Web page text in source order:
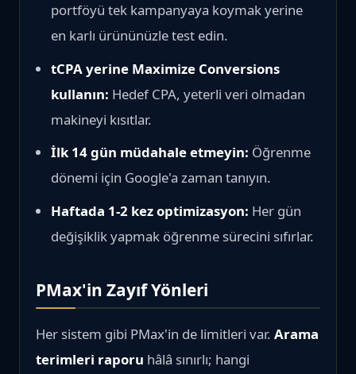
portföyü tek kampanyaya koymak yerine
en karlı ürününüzle test edin.
tCPA yerine Maximize Conversions
kullanın: Hedef CPA, yeterli veri olmadan
makineyi kısıtlar.
İlk 14 gün müdahale etmeyin: Öğrenme
dönemi için Google'a zaman tanıyın.
Haftada 1-2 kez optimizasyon: Her gün
değişiklik yapmak öğrenme sürecini sıfırlar.
PMax'in Zayıf Yönleri
Her sistem gibi PMax'in de limitleri var. Arama
terimleri raporu hâlâ sınırlı; hangi